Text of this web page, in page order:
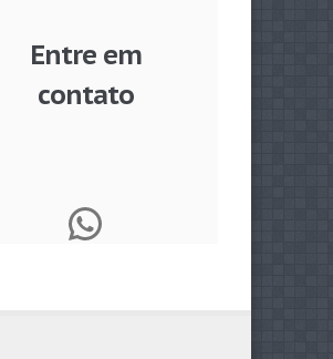
Entre em
contato
WhatsApp